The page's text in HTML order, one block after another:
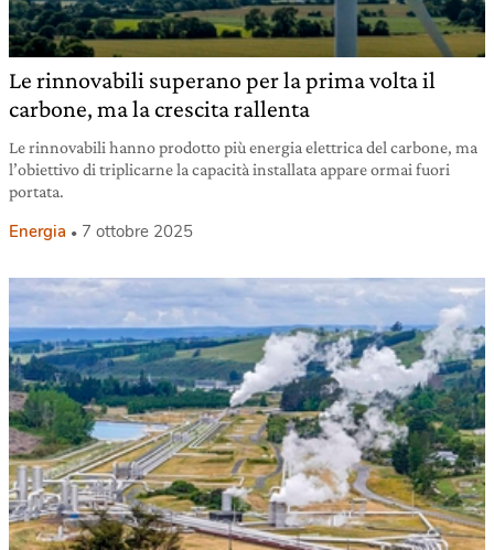
Le rinnovabili superano per la prima volta il
carbone, ma la crescita rallenta
Le rinnovabili hanno prodotto più energia elettrica del carbone, ma
l’obiettivo di triplicarne la capacità installata appare ormai fuori
portata.
Energia 7 ottobre 2025